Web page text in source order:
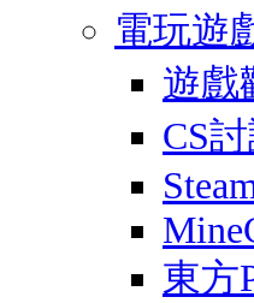
電玩遊
遊戲
CS
東方